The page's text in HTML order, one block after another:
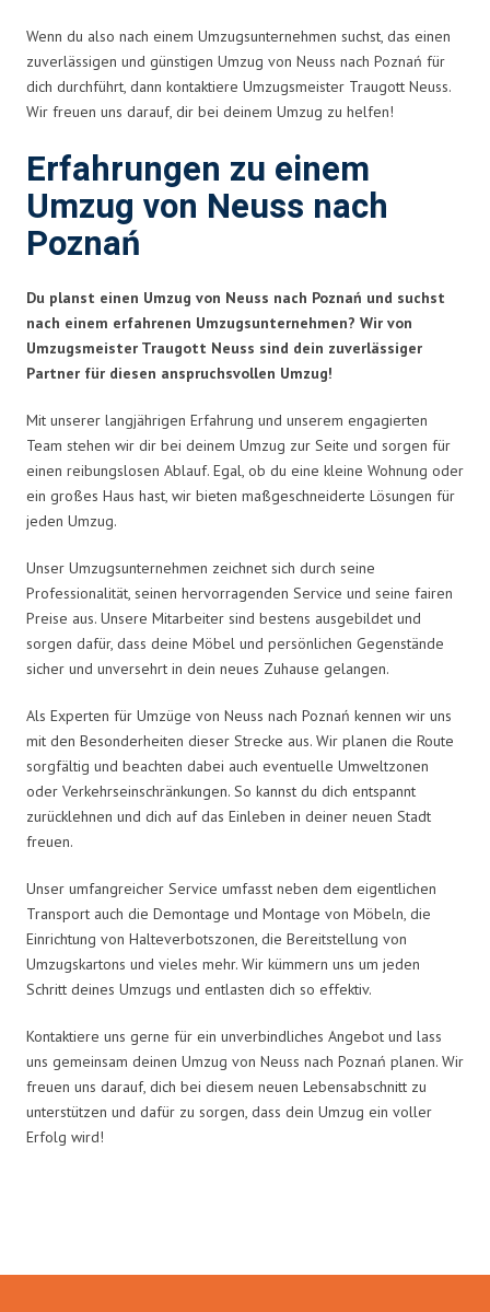
Wenn du also nach einem Umzugsunternehmen suchst, das einen
zuverlässigen und günstigen Umzug von Neuss nach Poznań für
dich durchführt, dann kontaktiere Umzugsmeister Traugott Neuss.
Wir freuen uns darauf, dir bei deinem Umzug zu helfen!
Erfahrungen zu einem
Umzug von Neuss nach
Poznań
Du planst einen Umzug von Neuss nach Poznań und suchst
nach einem erfahrenen Umzugsunternehmen? Wir von
Umzugsmeister Traugott Neuss sind dein zuverlässiger
Partner für diesen anspruchsvollen Umzug!
Mit unserer langjährigen Erfahrung und unserem engagierten
Team stehen wir dir bei deinem Umzug zur Seite und sorgen für
einen reibungslosen Ablauf. Egal, ob du eine kleine Wohnung oder
ein großes Haus hast, wir bieten maßgeschneiderte Lösungen für
jeden Umzug.
Unser Umzugsunternehmen zeichnet sich durch seine
Professionalität, seinen hervorragenden Service und seine fairen
Preise aus. Unsere Mitarbeiter sind bestens ausgebildet und
sorgen dafür, dass deine Möbel und persönlichen Gegenstände
sicher und unversehrt in dein neues Zuhause gelangen.
Als Experten für Umzüge von Neuss nach Poznań kennen wir uns
mit den Besonderheiten dieser Strecke aus. Wir planen die Route
sorgfältig und beachten dabei auch eventuelle Umweltzonen
oder Verkehrseinschränkungen. So kannst du dich entspannt
zurücklehnen und dich auf das Einleben in deiner neuen Stadt
freuen.
Unser umfangreicher Service umfasst neben dem eigentlichen
Transport auch die Demontage und Montage von Möbeln, die
Einrichtung von Halteverbotszonen, die Bereitstellung von
Umzugskartons und vieles mehr. Wir kümmern uns um jeden
Schritt deines Umzugs und entlasten dich so effektiv.
Kontaktiere uns gerne für ein unverbindliches Angebot und lass
uns gemeinsam deinen Umzug von Neuss nach Poznań planen. Wir
freuen uns darauf, dich bei diesem neuen Lebensabschnitt zu
unterstützen und dafür zu sorgen, dass dein Umzug ein voller
Erfolg wird!